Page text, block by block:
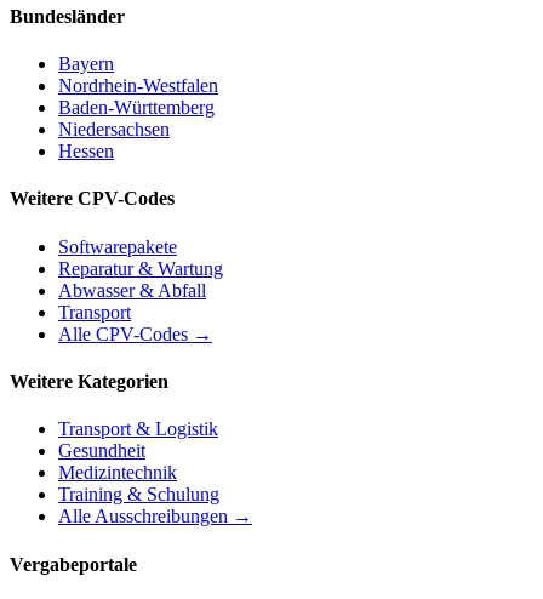
Bundesländer
Bayern
Nordrhein-Westfalen
Baden-Württemberg
Niedersachsen
Hessen
Weitere CPV-Codes
Softwarepakete
Reparatur & Wartung
Abwasser & Abfall
Transport
Alle CPV-Codes →
Weitere Kategorien
Transport & Logistik
Gesundheit
Medizintechnik
Training & Schulung
Alle Ausschreibungen →
Vergabeportale